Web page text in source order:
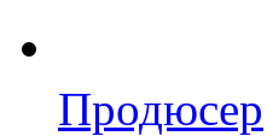
Продюсер